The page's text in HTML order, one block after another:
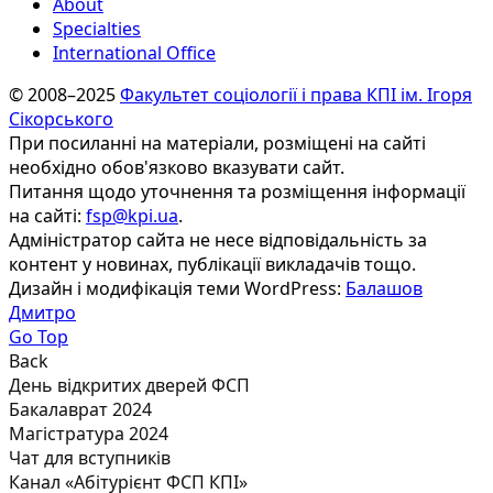
Specialties
International Office
© 2008–2025Факультет соціології і права КПІ ім. Ігоря
Сікорського
При посиланні на матеріали, розміщені на сайті
необхідно обов'язково вказувати сайт.
Питання щодо уточнення та розміщення інформації
на сайті: fsp@kpi.ua.
Адміністратор сайта не несе відповідальність за
контент у новинах, публікації викладачів тощо.
Дизайн і модифікація теми WordPress: Балашов
Дмитро
Go Top
Back
День відкритих дверей ФСП
Бакалаврат 2024
Магістратура 2024
Чат для вступників
Канал «Абітурієнт ФСП КПІ»